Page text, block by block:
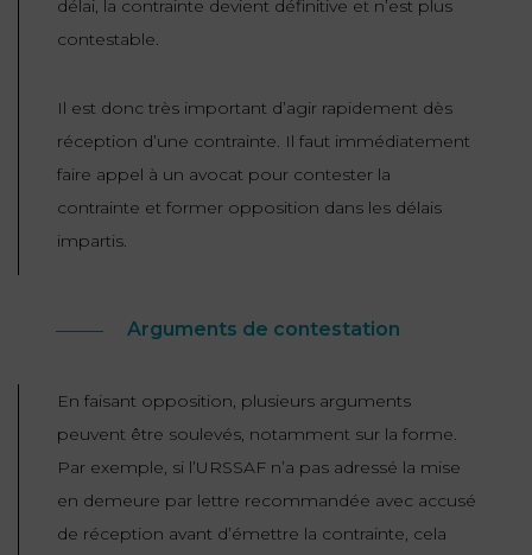
délai, la contrainte devient définitive et n’est plus
contestable.
Il est donc très important d’agir rapidement dès
réception d’une contrainte. Il faut immédiatement
faire appel à un avocat pour contester la
contrainte et former opposition dans les délais
impartis.
Arguments de contestation
En faisant opposition, plusieurs arguments
peuvent être soulevés, notamment sur la forme.
Par exemple, si l’URSSAF n’a pas adressé la mise
en demeure par lettre recommandée avec accusé
de réception avant d’émettre la contrainte, cela